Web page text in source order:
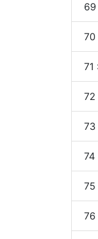
69
70
71
72
73
74
75
76